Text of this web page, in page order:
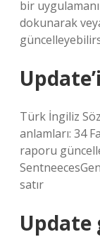
bir
dokunarak
Türk İngiliz
anlamları: 34
raporu
satır
Update